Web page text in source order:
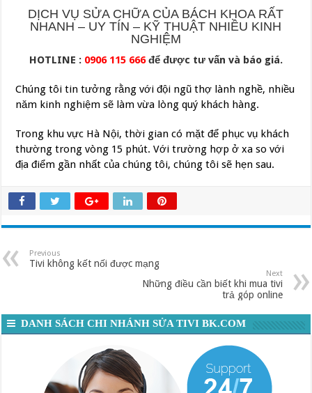
DỊCH VỤ SỬA CHỮA CỦA BÁCH KHOA RẤT
NHANH – UY TÍN – KỸ THUẬT NHIỀU KINH
NGHIỆM
HOTLINE : 0906 115 666để được tư vấn và báo giá.
Chúng tôi tin tưởng rằng với đội ngũ thợ lành nghề, nhiều
năm kinh nghiệm sẽ làm vừa lòng quý khách hàng.
Trong khu vực Hà Nội, thời gian có mặt để phục vụ khách
thường trong vòng 15 phút. Với trường hợp ở xa so với
địa điểm gần nhất của chúng tôi, chúng tôi sẽ hẹn sau.
Previous
Tivi không kết nối được mạng
Next
Những điều cần biết khi mua tivi
trả góp online
DANH SÁCH CHI NHÁNH SỬA TIVI BK.COM